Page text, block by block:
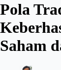
Pola
Saham